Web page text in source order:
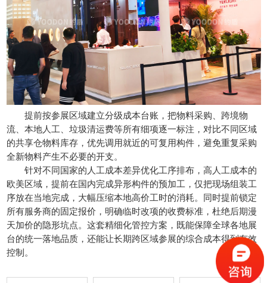
提前按参展区域建立分级成本台账，把物料采购、跨境物
流、本地人工、垃圾清运费等所有细项逐一标注，对比不同区域
的共享仓物料库存，优先调用就近的可复用构件，避免重复采购
全新物料产生不必要的开支。
针对不同国家的人工成本差异优化工序排布，高人工成本的
欧美区域，提前在国内完成异形构件的预加工，仅把现场组装工
序放在当地完成，大幅压缩本地高价工时的消耗。同时提前锁定
所有服务商的固定报价，明确临时改项的收费标准，杜绝后期漫
天加价的隐形坑点。这套精细化管控方案，既能保障全球各地展
台的统一落地品质，还能让长期跨区域参展的综合成本得到有效
控制。